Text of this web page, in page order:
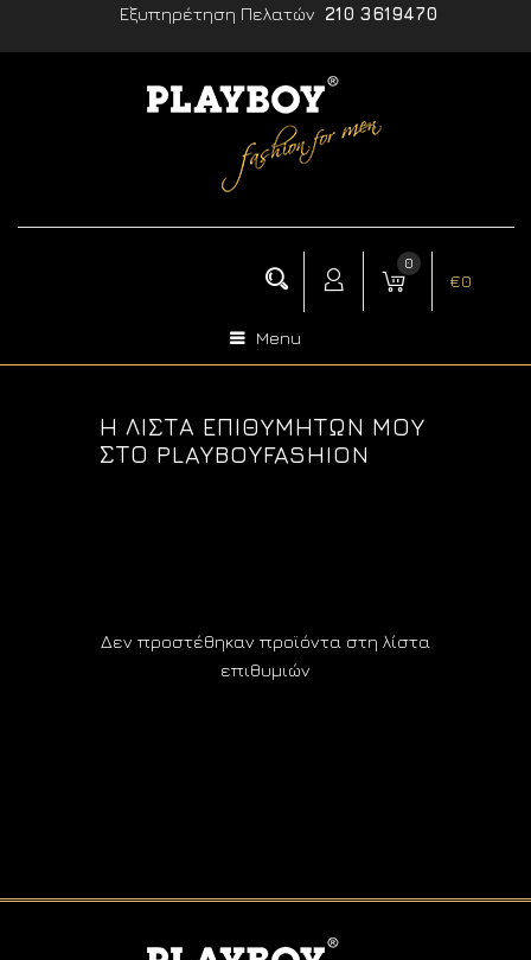
Εξυπηρέτηση Πελατών 210 3619470
0
€0
Menu
Η ΛΊΣΤΑ ΕΠΙΘΥΜΗΤΏΝ ΜΟΥ
ΣΤΟ PLAYBOYFASHION
Δεν προστέθηκαν προϊόντα στη λίστα
επιθυμιών